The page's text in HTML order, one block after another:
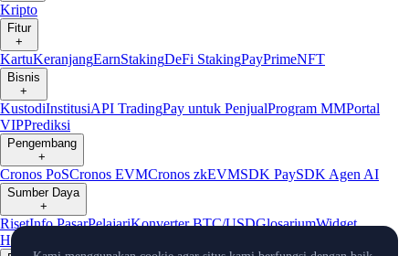
Kripto
Fitur
+
KartuKeranjangEarnStakingDeFi StakingPayPrimeNFT
Bisnis
+
KustodiInstitusiAPI TradingPay untuk PenjualProgram MMPortal
VIPPrediksi
Pengembang
+
Cronos PoSCronos EVMCronos zkEVMSDK PaySDK Agen AI
Sumber Daya
+
RisetInfo PasarPelajariKonverter BTC/USDGlosariumWidget
Harga